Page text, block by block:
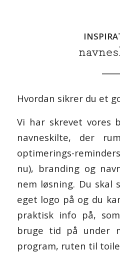
Hvordan sikrer du et
Vi har skrevet vores
navneskilte, der
optimerings-
nu), branding og
nem løsning. Du skal
eget logo på og du
praktisk info på,
bruge tid på under
program, ruten til